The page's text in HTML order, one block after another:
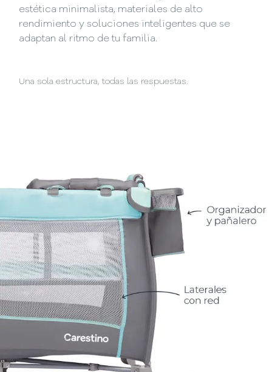
estética minimalista, materiales de alto
rendimiento y soluciones inteligentes que se
adaptan al ritmo de tu familia.
Una sola estructura, todas las respuestas.